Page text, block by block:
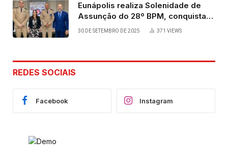
Eunápolis realiza Solenidade de
Assunção do 28º BPM, conquista
viabilizada por articulação política
30 DE SETEMBRO DE 2025 371 VIEWS
REDES SOCIAIS
Facebook Instagram